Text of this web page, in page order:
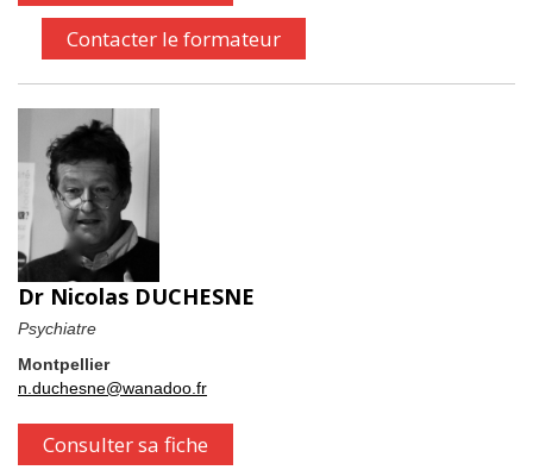
Contacter le formateur
Dr Nicolas DUCHESNE
Psychiatre
Montpellier
n.duchesne@wanadoo.fr
Consulter sa fiche